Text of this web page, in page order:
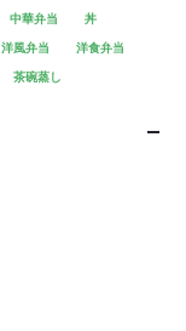
中華弁当
丼
洋風弁当
洋食弁当
茶碗蒸し